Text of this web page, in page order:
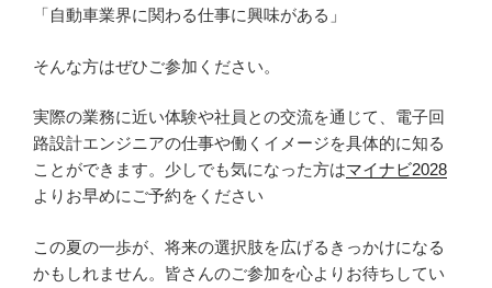
「自動車業界に関わる仕事に興味がある」
そんな方はぜひご参加ください。
実際の業務に近い体験や社員との交流を通じて、電子回
路設計エンジニアの仕事や働くイメージを具体的に知る
ことができます。少しでも気になった方はマイナビ2028
よりお早めにご予約をください
この夏の一歩が、将来の選択肢を広げるきっかけになる
かもしれません。皆さんのご参加を心よりお待ちしてい